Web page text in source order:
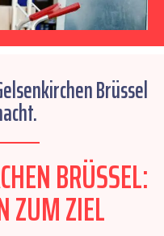
Brüssel
BRÜSSEL:
ZUM ZIEL